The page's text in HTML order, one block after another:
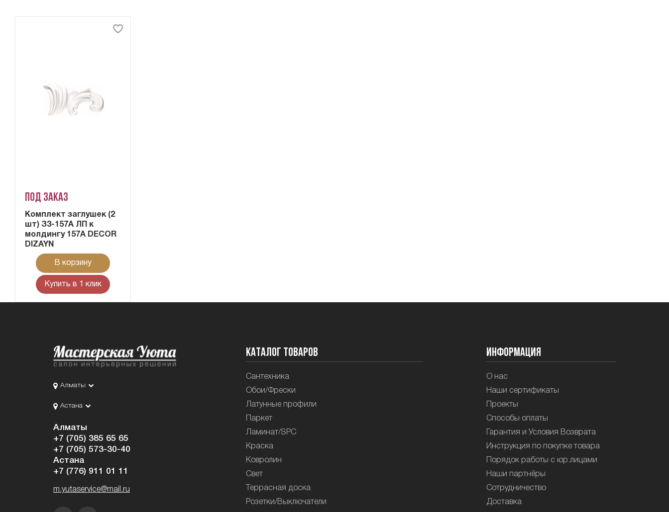
Под заказ
Комплект заглушек (2
шт) З3-157А ЛП к
молдингу 157А DECOR
DIZAYN
В корзину
Купить в 1 клик
Алматы
Астана
Алматы
+7 (705) 385 65 65
+7 (705) 573-30-40
Астана
+7 (776) 911 01 11
m.yutaservice@mail.ru
Каталог товаров
Сантехника
Обои/Фрески
Латунные профили
Паркет
Ламинат/SPC
Краска
Ковролин
Свет
Террасная доска
Розетки/Выключатели
Информация
О нас
Наши сертификаты
Проекты
Способы оплаты
Гарантия и Условия Возврата
Инструкция по покупке товара
Порядок работы с юр.лицами
Наши партнёры
Сотрудничество
Доставка